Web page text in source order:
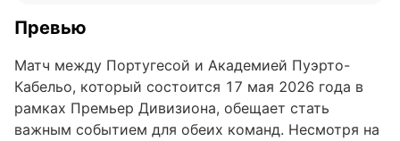
Превью
Матч между Португесой и Академией Пуэрто-
Кабельо, который состоится 17 мая 2026 года в
рамках Премьер Дивизиона, обещает стать
важным событием для обеих команд. Несмотря на